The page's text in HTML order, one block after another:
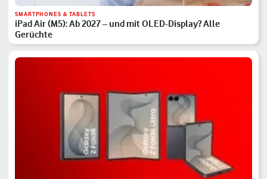
SMARTPHONES & TABLETS
iPad Air (M5): Ab 2027 – und mit OLED-Display? Alle
Gerüchte